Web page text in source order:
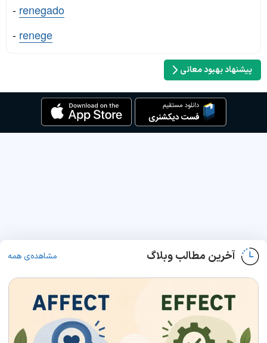
- renegado
- renege
پیشنهاد بهبود معانی
آخرین مطالب وبلاگ مشاهده‌ی همه